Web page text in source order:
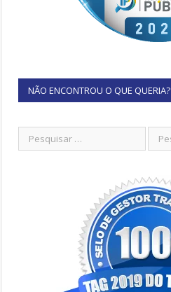
NÃO ENCONTROU O QUE QUERIA?